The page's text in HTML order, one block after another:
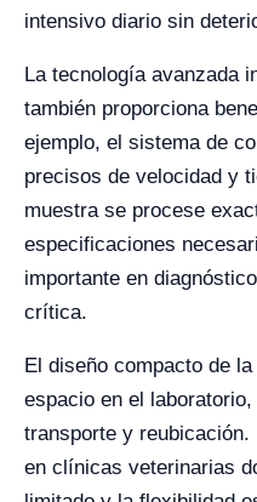
intensivo diario sin
La tecnología avanzada
también proporciona
ejemplo, el sistema de
precisos de velocidad y
muestra se procese
especificaciones
importante en
crítica.
El diseño compacto de
espacio en el
transporte y
en clínicas veterinarias